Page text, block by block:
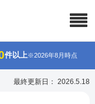
件以上※2026年8月時点
最終更新日： 2026.5.18